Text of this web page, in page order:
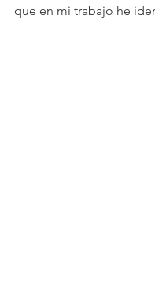
que en mi trabajo he